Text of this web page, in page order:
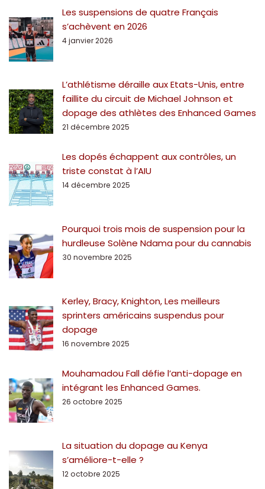
Les suspensions de quatre Français
s’achèvent en 2026
4 janvier 2026
L’athlétisme déraille aux Etats-Unis, entre
faillite du circuit de Michael Johnson et
dopage des athlètes des Enhanced Games
21 décembre 2025
Les dopés échappent aux contrôles, un
triste constat à l’AIU
14 décembre 2025
Pourquoi trois mois de suspension pour la
hurdleuse Solène Ndama pour du cannabis
30 novembre 2025
Kerley, Bracy, Knighton, Les meilleurs
sprinters américains suspendus pour
dopage
16 novembre 2025
Mouhamadou Fall défie l’anti-dopage en
intégrant les Enhanced Games.
26 octobre 2025
La situation du dopage au Kenya
s’améliore-t-elle ?
12 octobre 2025